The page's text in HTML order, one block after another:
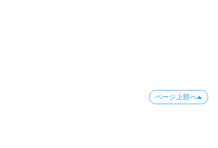
ページ上部へ